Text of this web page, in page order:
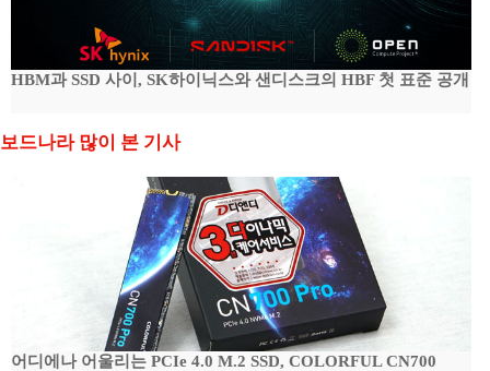
HBM과 SSD 사이, SK하이닉스와 샌디스크의 HBF 첫 표준 공개
보드나라 많이 본 기사
어디에나 어울리는 PCIe 4.0 M.2 SSD, COLORFUL CN700